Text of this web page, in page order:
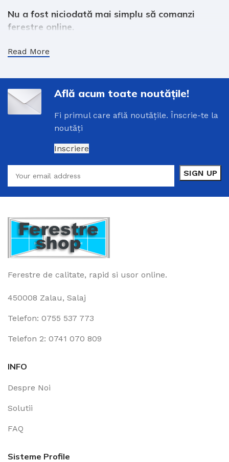
Nu a fost niciodată mai simplu să comanzi
ferestre online.
Acumtotce trebuie
deschiderile
pentru a lacererea de
oferta, astfel nu alegi la fiecare
sistemul de profile sauculoarea.
Read More
Află acum toate noutățile!
Fi primul care află noutățile. Înscrie-te la
noutăți
Inscriere
Ferestre de calitate, rapid si usor online.
450008 Zalau, Salaj
Telefon: 0755 537 773
Telefon 2: 0741 070 809
INFO
Despre Noi
Solutii
FAQ
Sisteme Profile